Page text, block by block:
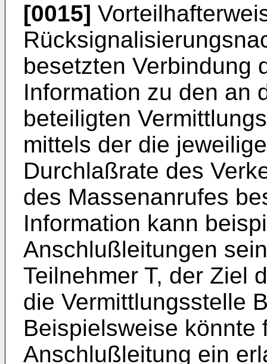
[0015]
besetzten Verbindung
Information zu den an
beteiligten
mittels der die
Durchlaßrate des
des Massenanrufes
Information kann
Anschlußleitungen
Teilnehmer T, der Ziel
die Vermittlungsstelle
Beispielsweise
Anschlußleitung ein